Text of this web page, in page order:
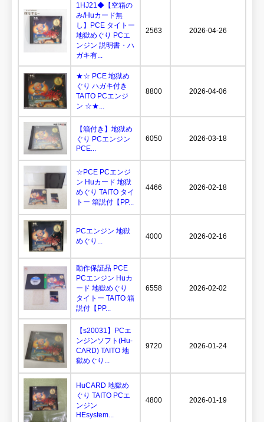
1HJ21◆【空箱の
み/Huカード無
し】PCE タイトー
地獄めぐり PCエ
ンジン 説明書・ハ
ガキ有...
2563 2026-04-26
★☆ PCE 地獄め
ぐり ハガキ付き
TAITO PCエンジ
ン ☆★...
8800 2026-04-06
【箱付き】地獄め
ぐり PCエンジン
PCE...
6050 2026-03-18
☆PCE PCエンジ
ン Huカード 地獄
めぐり TAITO タイ
トー 箱説付【PP...
4466 2026-02-18
PCエンジン 地獄
めぐり...
4000 2026-02-16
動作保証品 PCE
PCエンジン Huカ
ード 地獄めぐり
タイトー TAITO 箱
説付【PP...
6558 2026-02-02
【s20031】PCエ
ンジンソフト(Hu-
CARD) TAITO 地
獄めぐり...
9720 2026-01-24
HuCARD 地獄め
ぐり TAITO PCエ
ンジン
HEsystem...
4800 2026-01-19